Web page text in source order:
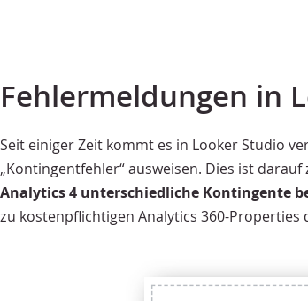
Fehlermeldungen in
Seit einiger Zeit kommt es in Looker Studio
„Kontingentfehler“ ausweisen. Dies ist
Analytics 4 unterschiedliche Kontingente
zu kostenpflichtigen Analytics 360-Properties